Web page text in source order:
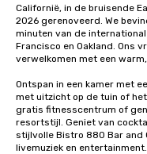
Californië, in de bruisende
2026 gerenoveerd. We
minuten van de
Francisco en Oakland. Ons
verwelkomen met een
Ontspan in een kamer met
met uitzicht op de tuin of
gratis fitnesscentrum of
resortstijl. Geniet van
stijlvolle Bistro 880 Bar and
livemuziek en entertainment.